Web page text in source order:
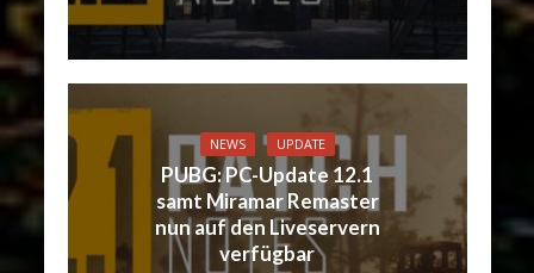
NEWS UPDATE
PUBG: PC-Update 12.1
samt Miramar Remaster
nun auf den Liveservern
verfügbar